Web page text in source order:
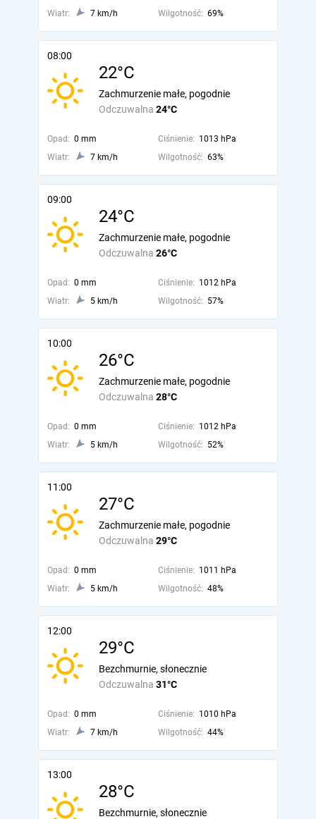
Wiatr: 7 km/h Wilgotność: 69%
08:00
22°C
Odczuwalna 24°C
Zachmurzenie małe, pogodnie
Opad: 0 mm Ciśnienie: 1013 hPa
Wiatr:
7 km/h Wilgotność: 63%
09:00
24°C
Odczuwalna 26°C
Zachmurzenie małe, pogodnie
Opad: 0 mm Ciśnienie: 1012 hPa
Wiatr:
5 km/h Wilgotność: 57%
10:00
26°C
Odczuwalna 28°C
Zachmurzenie małe, pogodnie
Opad: 0 mm Ciśnienie: 1012 hPa
Wiatr:
5 km/h Wilgotność: 52%
11:00
27°C
Odczuwalna 29°C
Zachmurzenie małe, pogodnie
Opad: 0 mm Ciśnienie: 1011 hPa
Wiatr:
5 km/h Wilgotność: 48%
12:00
29°C
Odczuwalna 31°C
Bezchmurnie, słonecznie
Opad: 0 mm Ciśnienie: 1010 hPa
Wiatr:
7 km/h Wilgotność: 44%
13:00
28°C
Bezchmurnie, słonecznie